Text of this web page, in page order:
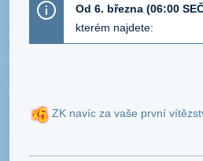
Od 6. března (06:00
kterém najdete:
ZK navíc za vaše první